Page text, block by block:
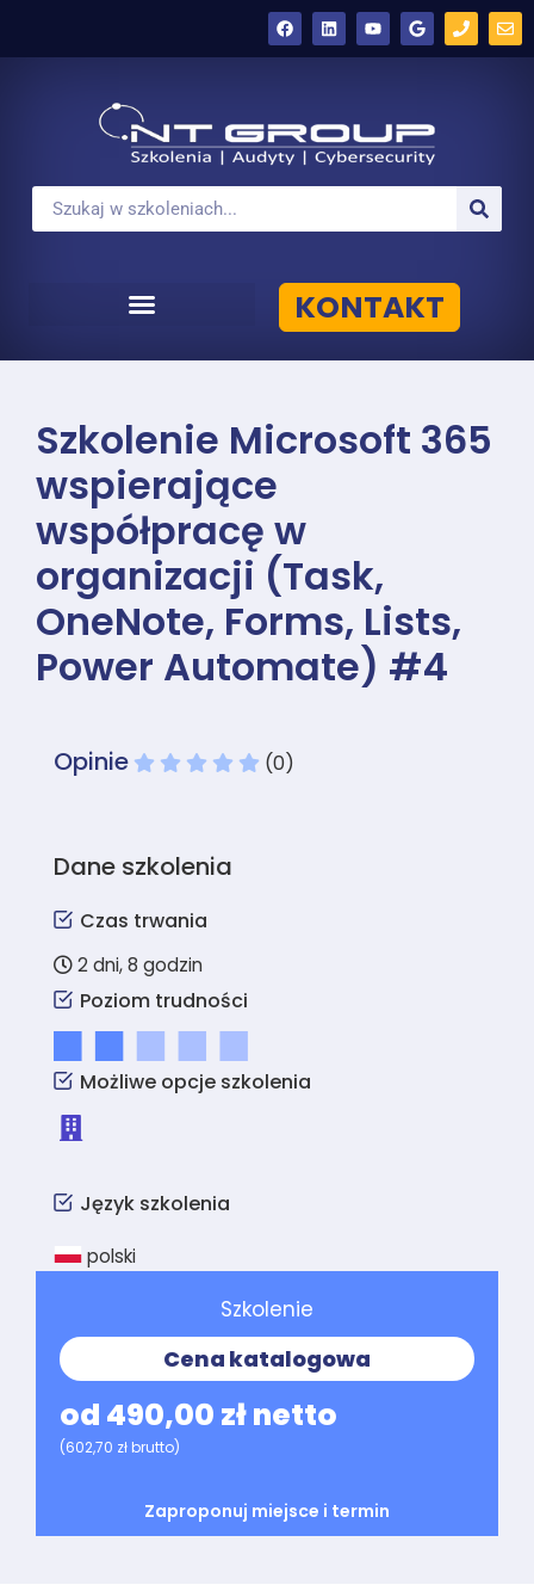
KONTAKT
Szkolenie Microsoft 365
wspierające
współpracę w
organizacji (Task,
OneNote, Forms, Lists,
Power Automate) #4
Opinie (0)
Dane szkolenia
Czas trwania
2 dni, 8 godzin
Poziom trudności
Możliwe opcje szkolenia
Język szkolenia
polski
Szkolenie
Cena katalogowa
od 490,00 zł netto
(602,70 zł brutto)
Zaproponuj miejsce i termin